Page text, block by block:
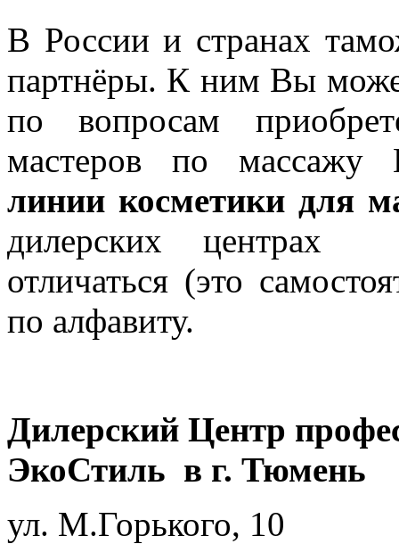
В России и странах
партнёры. К ним Вы
по вопросам
мастеров по
линии косметики для
дилерских центрах
отличаться (это
по алфавиту.
Дилерский Центр
ЭкоСтиль в г. Тюмень
ул. М.Горького, 10